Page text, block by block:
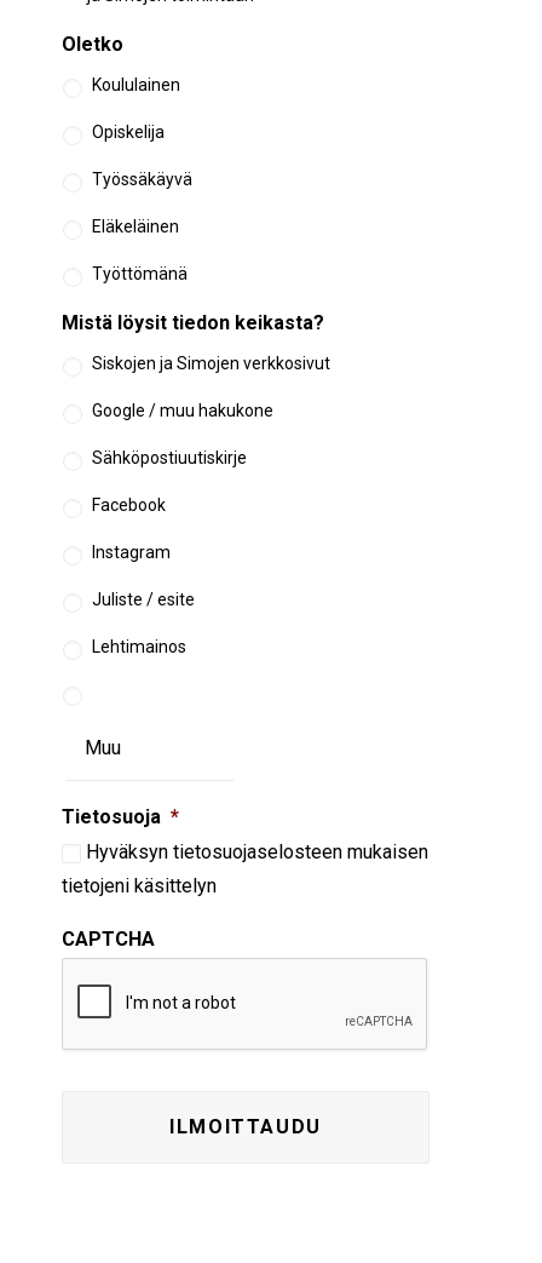
Oletko
Koululainen
Opiskelija
Työssäkäyvä
Eläkeläinen
Työttömänä
Mistä löysit tiedon keikasta?
Siskojen ja Simojen verkkosivut
Google / muu hakukone
Sähköpostiuutiskirje
Facebook
Instagram
Juliste / esite
Lehtimainos
Tietosuoja *
Hyväksyn tietosuojaselosteen mukaisen
tietojeni käsittelyn
CAPTCHA